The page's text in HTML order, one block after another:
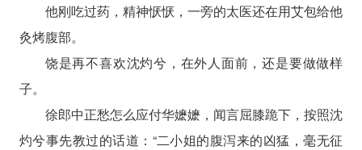
他刚吃过药，精神恹恹，一旁的太医还在用艾包给他
灸烤腹部。
饶是再不喜欢沈灼兮，在外人面前，还是要做做样
子。
徐郎中正愁怎么应付华嬷嬷，闻言屈膝跪下，按照沈
灼兮事先教过的话道：“二小姐的腹泻来的凶猛，毫无征